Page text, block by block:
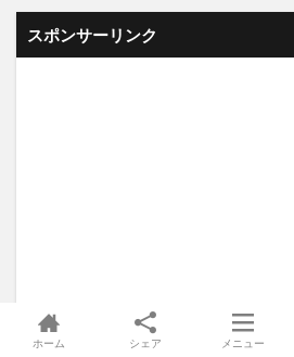
スポンサーリンク
ホーム シェア メニュー